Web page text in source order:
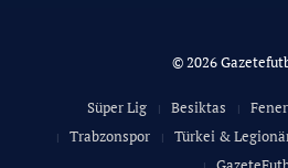
© 2026
Süper Lig Besiktas
Trabzonspor
Türkei &